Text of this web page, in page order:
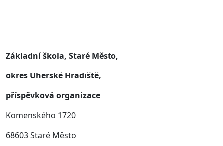
Základní škola, Staré Město,
okres Uherské Hradiště,
příspěvková organizace
Komenského 1720
68603 Staré Město